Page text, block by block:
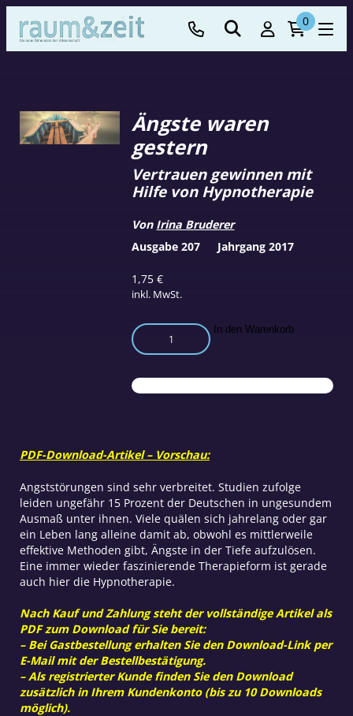
0
Ängste waren
gestern
1,75€
inkl. MwSt.
Vertrauen gewinnen mit
Hilfe von Hypnotherapie
Von Irina Bruderer
Ängste
waren
Menge
In den Warenkorb
Ausgabe 207 Jahrgang 2017
PDF-Download-Artikel – Vorschau:
Angststörungen sind sehr verbreitet. Studien zufolge
leiden ungefähr 15 Prozent der Deutschen in ungesundem
Ausmaß unter ihnen. Viele quälen sich jahrelang oder gar
ein Leben lang alleine damit ab, obwohl es mittlerweile
effektive Methoden gibt, Ängste in der Tiefe aufzulösen.
Eine immer wieder faszinierende Therapieform ist gerade
auch hier die Hypnotherapie.
Nach Kauf und Zahlung steht der vollständige Artikel als
PDF zum Download für Sie bereit:
– Bei Gastbestellung erhalten Sie den Download-Link per
E-Mail mit der Bestellbestätigung.
– Als registrierter Kunde finden Sie den Download
zusätzlich in Ihrem Kundenkonto (bis zu 10 Downloads
möglich).